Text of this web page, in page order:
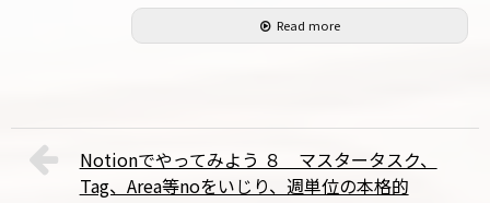
Read more
Notionでやってみよう ８ マスタータスク、
Tag、Area等noをいじり、週単位の本格的